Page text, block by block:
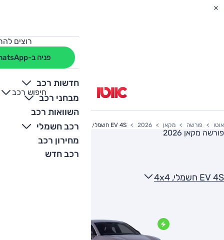
רוצים
פניה ב-WhatsApp
חדשות רכב
מבחני רכב
השוואות רכב
רכב חשמלי
מחירון רכב
רכב חדש
חיפוש רכב
+
-
אוטו פורשה מקאן 2026 EV 4S חשמלי, 4x4
פורשה מקאן 2026
EV 4S חשמלי, 4x4